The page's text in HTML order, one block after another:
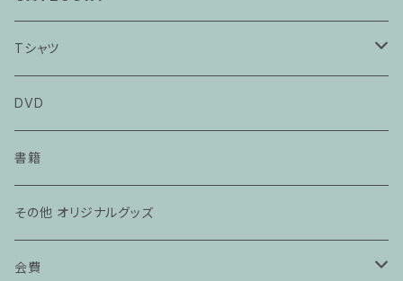
Tシャツ
カメジローTシャツ
辺野古 不屈Tシャツ
DVD
書籍
その他 オリジナルグッズ
会費